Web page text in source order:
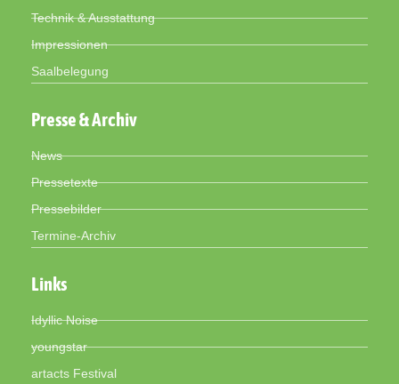
Technik & Ausstattung
Impressionen
Saalbelegung
Presse & Archiv
News
Pressetexte
Pressebilder
Termine-Archiv
Links
Idyllic Noise
youngstar
artacts Festival